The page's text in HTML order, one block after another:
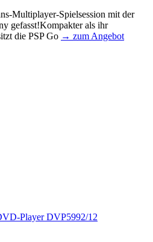
Multiplayer-Spielsession mit der
gefasst!Kompakter als ihr
die PSP Go → zum Angebot
Player DVP5992/12